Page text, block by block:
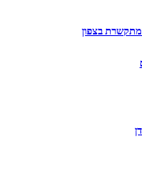
ומתקשרת בצפון